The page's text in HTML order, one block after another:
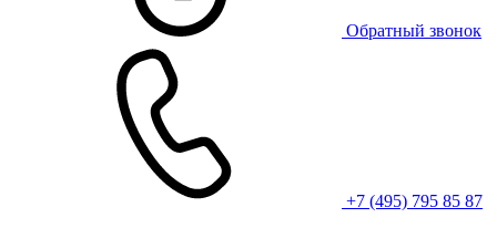
Обратный звонок
+7 (495) 795 85 87